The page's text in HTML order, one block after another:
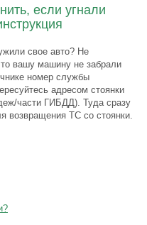
если угнали
свое авто? Не
вашу машину не забрали
номер службы
адресом стоянки
части ГИБДД). Туда сразу
возвращения ТС со стоянки.